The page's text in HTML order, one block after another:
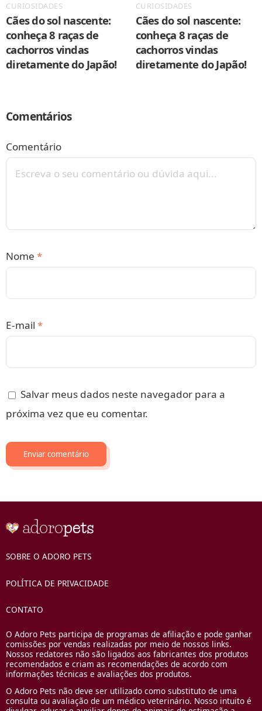
CURIOSIDADES
Cães do sol nascente:
conheça 8 raças de
cachorros vindas
diretamente do Japão!
CURIOSIDADES
Cães do sol nascente:
conheça 8 raças de
cachorros vindas
diretamente do Japão!
Comentários
Comentário
Nome *
E-mail *
Salvar meus dados neste navegador para a
próxima vez que eu comentar.
SOBRE O ADORO PETS
POLÍTICA DE PRIVACIDADE
CONTATO
O Adoro Pets participa de programas de afiliação e pode ganhar
comissões por vendas realizadas por meio de nossos links.
Nossos redatores não são ligados aos fabricantes dos produtos
recomendados e criam as recomendações de acordo com
informações técnicas e avaliações dos produtos.
O Adoro Pets não deve ser utilizado como substituto de uma
consulta ou avaliação de um médico veterinário. Nosso intuito é